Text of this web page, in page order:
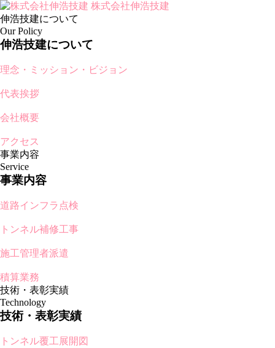
株式会社伸浩技建
伸浩技建について
Our Policy
伸浩技建について
理念・ミッション・ビジョン
代表挨拶
会社概要
アクセス
事業内容
Service
事業内容
道路インフラ点検
トンネル補修工事
施工管理者派遣
積算業務
技術・表彰実績
Technology
技術・表彰実績
トンネル覆工展開図